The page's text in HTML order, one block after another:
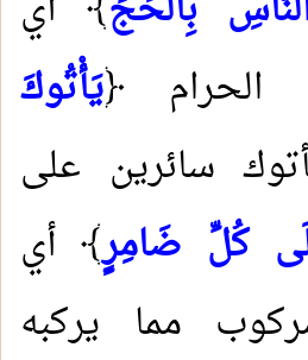
الحرام ﴿يَأْتُوكَ
سائرين على
كُلِّ ضَامِرٍ﴾ أي
مما يركبه